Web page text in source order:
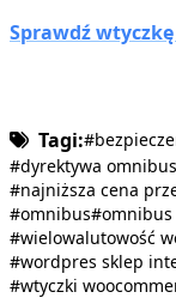
Sprawdź
Tagi:
#dyrektywa omnibus
#najniższa cena
#omnibus#omnibus
#wielowalutowość
#wordpres sklep
#wtyczki